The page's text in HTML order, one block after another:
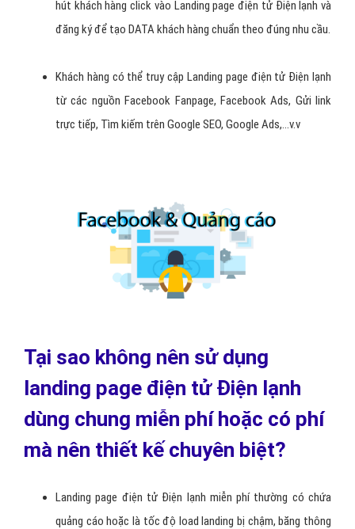
hút khách hàng click vào Landing page điện tử Điện lạnh và
đăng ký để tạo DATA khách hàng chuẩn theo đúng nhu cầu.
Khách hàng có thể truy cập Landing page điện tử Điện lạnh
từ các nguồn Facebook Fanpage, Facebook Ads, Gửi link
trực tiếp, Tìm kiếm trên Google SEO, Google Ads,...v.v
Tại sao không nên sử dụng
landing page điện tử Điện lạnh
dùng chung miễn phí hoặc có phí
mà nên thiết kế chuyên biệt?
Landing page điện tử Điện lạnh miễn phí thường có chứa
quảng cáo hoặc là tốc độ load landing bị chậm, băng thông